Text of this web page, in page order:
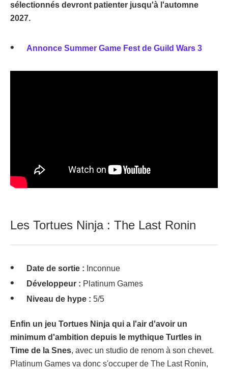
sélectionnés devront patienter jusqu'à l'automne
2027.
Annonce Summer Game Fest de Guild Wars 3
Les Tortues Ninja : The Last Ronin
Date de sortie : Inconnue
Développeur : Platinum Games
Niveau de hype : 5/5
Enfin un jeu Tortues Ninja qui a l'air d'avoir un
minimum d'ambition depuis le mythique Turtles in
Time de la Snes, avec un studio de renom à son chevet.
Platinum Games va donc s'occuper de The Last Ronin,